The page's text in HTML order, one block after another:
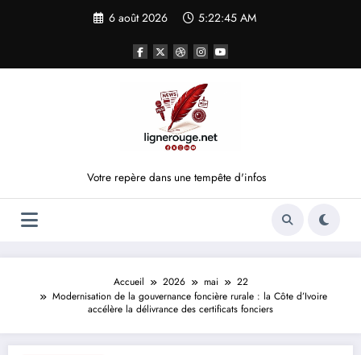
6 août 2026 5:22:46 AM
Votre repère dans une tempête d'infos
Accueil 2026 mai
22
Modernisation de la gouvernance foncière rurale : la Côte d’Ivoire
accélère la délivrance des certificats fonciers